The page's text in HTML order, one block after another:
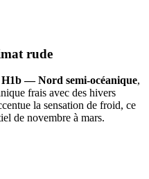
rude
H1b — Nord semi-océanique,
frais avec des hivers
la sensation de froid, ce
de novembre à mars.